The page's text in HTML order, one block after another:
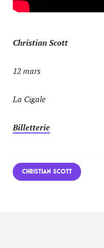
Christian Scott
12 mars
La Cigale
Billetterie
CHRISTIAN SCOTT